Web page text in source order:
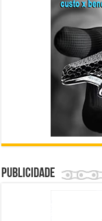
Publicidade